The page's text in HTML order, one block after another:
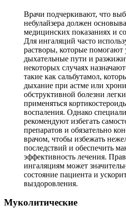
Врачи подчеркивают, что
небулайзера должен
медицинских показаниях и
Для ингаляций часто
растворы, которые помогают
дыхательные пути и
некоторых случаях
такие как сальбутамол,
дыхание при астме или
обструктивной болезни
применяться
воспаления. Однако
рекомендуют избегать
препаратов и обязательно
врачом, чтобы избежать
последствий и обеспечить
эффективность лечения.
ингаляциям может
состояние пациента и
выздоровления.
Муколитические